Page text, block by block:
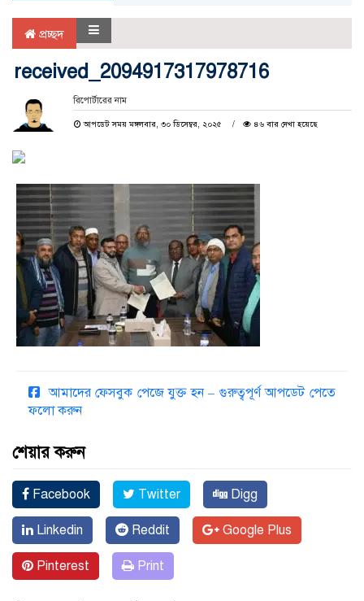
প্রচ্ছদ
received_2094917317978716
রিপোর্টারের নাম
আপডেট সময় মঙ্গলবার, ৩০ ডিসেম্বর, ২০২৫ ৪৬ বার দেখা হয়েছে
আমাদের ফেসবুক পেজে যুক্ত হন – গুরুত্বপূর্ণ আপডেট পেতে
ফলো করুন
শেয়ার করুন
Facebook Twitter Digg
Linkedin Reddit Google Plus
Pinterest Print